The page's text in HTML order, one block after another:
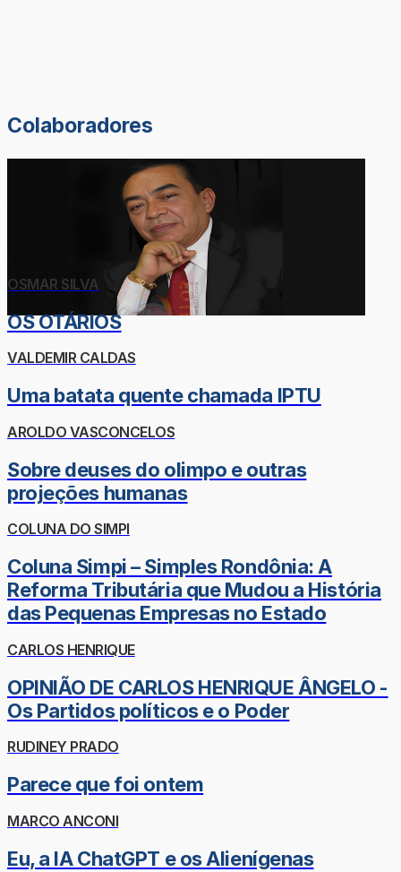
Colaboradores
OSMAR SILVA
OS OTÁRIOS
VALDEMIR CALDAS
Uma batata quente chamada IPTU
AROLDO VASCONCELOS
Sobre deuses do olimpo e outras
projeções humanas
COLUNA DO SIMPI
Coluna Simpi – Simples Rondônia: A
Reforma Tributária que Mudou a História
das Pequenas Empresas no Estado
CARLOS HENRIQUE
OPINIÃO DE CARLOS HENRIQUE ÂNGELO -
Os Partidos políticos e o Poder
RUDINEY PRADO
Parece que foi ontem
MARCO ANCONI
Eu, a IA ChatGPT e os Alienígenas